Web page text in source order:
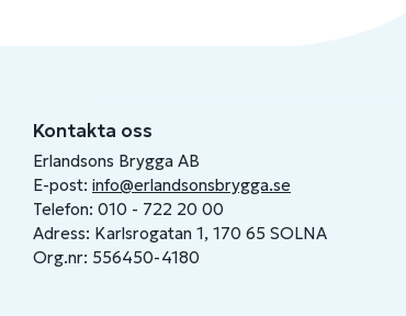
Kontakta oss
Erlandsons Brygga AB
E-post: info@erlandsonsbrygga.se
Telefon: 010 - 722 20 00
Adress: Karlsrogatan 1, 170 65 SOLNA
Org.nr: 556450-4180